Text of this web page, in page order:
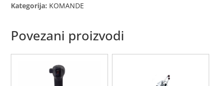
Kategorija: KOMANDE
Povezani proizvodi